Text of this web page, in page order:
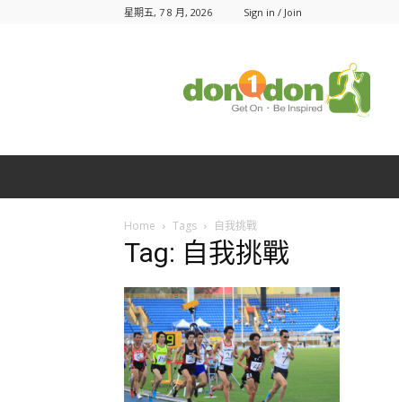
星期五, 7 8 月, 2026 Sign in / Join
Home Tags 自我挑戰
Tag: 自我挑戰